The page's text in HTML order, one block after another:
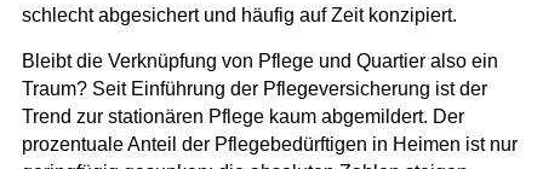
schlecht abgesichert und häufig auf Zeit konzipiert.
Bleibt die Verknüpfung von Pflege und Quartier also ein
Traum? Seit Einführung der Pflegeversicherung ist der
Trend zur stationären Pflege kaum abgemildert. Der
prozentuale Anteil der Pflegebedürftigen in Heimen ist nur